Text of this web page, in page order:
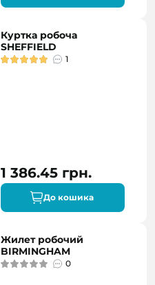
Куртка робоча
SHEFFIELD
1
1 386.45 грн.
До кошика
Жилет робочий
BIRMINGHAM
0